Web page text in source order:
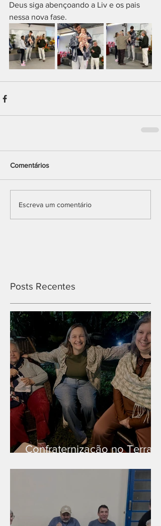
Deus siga abençoando a Liv e os pais
nessa nova fase.
Comentários
Escreva um comentário
Posts Recentes
Confraternização no Terra